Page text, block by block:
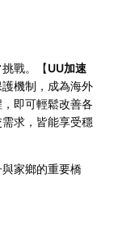
戰。【UU加速
機制，成為海外
即可輕鬆改善各
求，皆能享受穩
家鄉的重要橋